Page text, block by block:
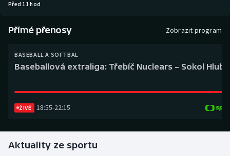
Dostihy
Futsal
Před 11 hod
Přímé přenosy Zobrazit program
BASEBALL A SOFTBAL
Baseballová extraliga: Třebíč Nuclears – Sokol
ŽIVĚ 18:55-22:15
Aktuality ze sportu